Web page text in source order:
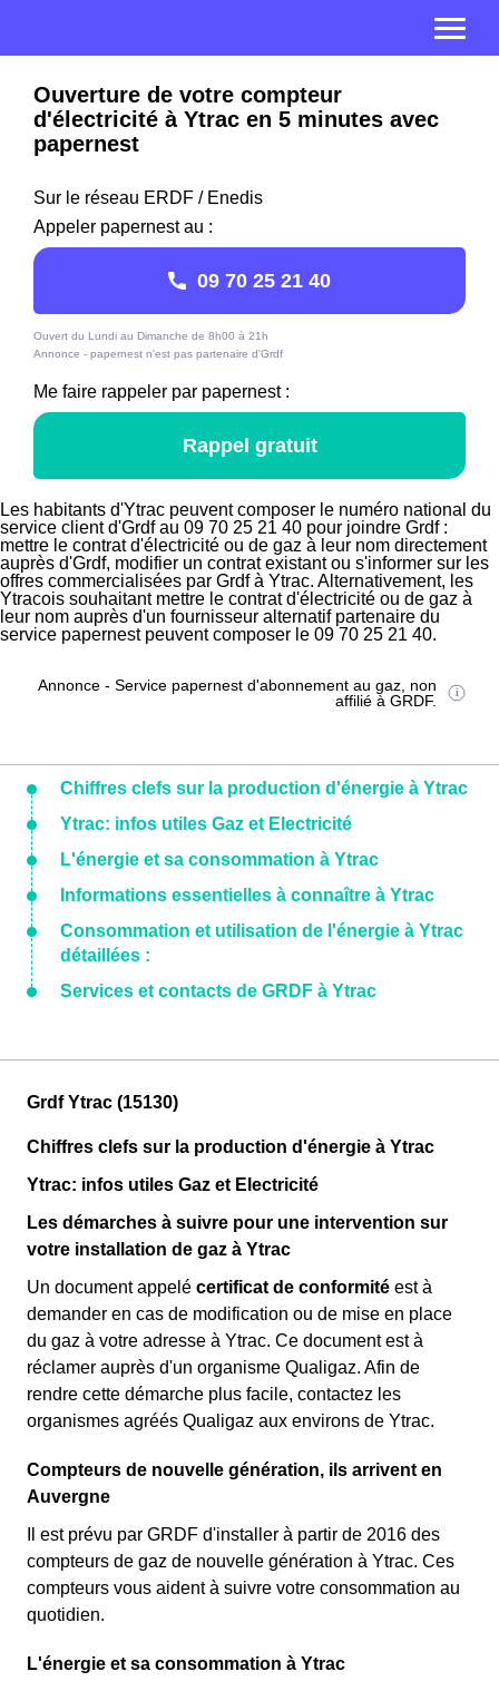
Ouverture de votre compteur
d'électricité à Ytrac en 5 minutes avec
papernest
Sur le réseau ERDF / Enedis
Appeler papernest au :
09 70 25 21 40
Ouvert du Lundi au Dimanche de 8h00 à 21h
Annonce - papernest n'est pas partenaire d'Grdf
Me faire rappeler par papernest :
Rappel gratuit
Les habitants d'Ytrac peuvent composer le numéro national du
service client d'Grdf au 09 70 25 21 40 pour joindre Grdf :
mettre le contrat d'électricité ou de gaz à leur nom directement
auprès d'Grdf, modifier un contrat existant ou s'informer sur les
offres commercialisées par Grdf à Ytrac. Alternativement, les
Ytracois souhaitant mettre le contrat d'électricité ou de gaz à
leur nom auprès d'un fournisseur alternatif partenaire du
service papernest peuvent composer le 09 70 25 21 40.
Annonce - Service papernest d'abonnement au gaz, non
affilié à GRDF.
Chiffres clefs sur la production d'énergie à Ytrac
Ytrac: infos utiles Gaz et Electricité
L'énergie et sa consommation à Ytrac
Informations essentielles à connaître à Ytrac
Consommation et utilisation de l'énergie à Ytrac
détaillées :
Services et contacts de GRDF à Ytrac
Grdf Ytrac (15130)
Chiffres clefs sur la production d'énergie à Ytrac
Ytrac: infos utiles Gaz et Electricité
Les démarches à suivre pour une intervention sur
votre installation de gaz à Ytrac
Un document appelé certificat de conformité est à
demander en cas de modification ou de mise en place
du gaz à votre adresse à Ytrac. Ce document est à
réclamer auprès d'un organisme Qualigaz. Afin de
rendre cette démarche plus facile, contactez les
organismes agréés Qualigaz aux environs de Ytrac.
Compteurs de nouvelle génération, ils arrivent en
Auvergne
Il est prévu par GRDF d'installer à partir de 2016 des
compteurs de gaz de nouvelle génération à Ytrac. Ces
compteurs vous aident à suivre votre consommation au
quotidien.
L'énergie et sa consommation à Ytrac